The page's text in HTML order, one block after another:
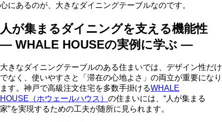
心にあるのが、大きなダイニングテーブルなのです。
人が集まるダイニングを支える機能性
― WHALE HOUSEの実例に学ぶ ―
大きなダイニングテーブルのある住まいでは、デザイン性だけ
でなく、使いやすさと「滞在の心地よさ」の両立が重要になり
ます。神戸で高級注文住宅を多数手掛けるWHALE
HOUSE（ホウェールハウス） の住まいには、“人が集まる
家”を実現するための工夫が随所に見られます。